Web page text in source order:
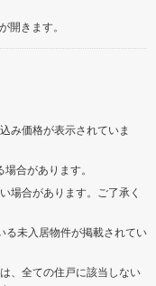
開きます。
み価格が表示されていま
合があります。
場合があります。ご了承く
る未入居物件が掲載されてい
、全ての住戸に該当しない